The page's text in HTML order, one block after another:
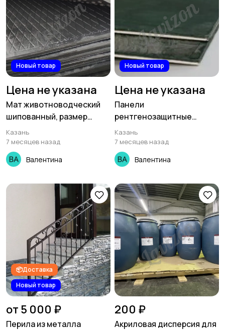
Новый товар
Цена не указана
Мат животноводческий
шипованный, размер
1800х1200х20мм
Казань
7 месяцев назад
Валентина
Новый товар
Цена не указана
Панели
рентгенозащитные
Protex
Казань
7 месяцев назад
Валентина
📦Доставка
Новый товар
от 5 000 ₽
Перила из металла
200 ₽
Акриловая дисперсия для